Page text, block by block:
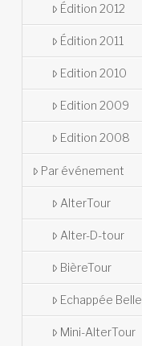
Édition 2012
Édition 2011
Edition 2010
Edition 2009
Edition 2008
Par événement
AlterTour
Alter-D-tour
BièreTour
Echappée Belle
Mini-AlterTour